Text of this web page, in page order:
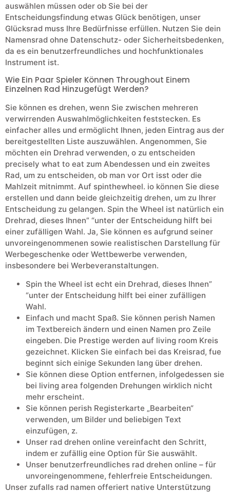
auswählen müssen oder ob Sie bei der
Entscheidungsfindung etwas Glück benötigen, unser
Glücksrad muss Ihre Bedürfnisse erfüllen. Nutzen Sie dein
Namensrad ohne Datenschutz- oder Sicherheitsbedenken,
da es ein benutzerfreundliches und hochfunktionales
Instrument ist.
Wie Ein Paar Spieler Können Throughout Einem
Einzelnen Rad Hinzugefügt Werden?
Sie können es drehen, wenn Sie zwischen mehreren
verwirrenden Auswahlmöglichkeiten feststecken. Es
einfacher alles und ermöglicht Ihnen, jeden Eintrag aus der
bereitgestellten Liste auszuwählen. Angenommen, Sie
möchten ein Drehrad verwenden, o zu entscheiden
precisely what to eat zum Abendessen und ein zweites
Rad, um zu entscheiden, ob man vor Ort isst oder die
Mahlzeit mitnimmt. Auf spinthewheel. io können Sie diese
erstellen und dann beide gleichzeitig drehen, um zu Ihrer
Entscheidung zu gelangen. Spin the Wheel ist natürlich ein
Drehrad, dieses Ihnen” “unter der Entscheidung hilft bei
einer zufälligen Wahl. Ja, Sie können es aufgrund seiner
unvoreingenommenen sowie realistischen Darstellung für
Werbegeschenke oder Wettbewerbe verwenden,
insbesondere bei Werbeveranstaltungen.
Spin the Wheel ist echt ein Drehrad, dieses Ihnen”
“unter der Entscheidung hilft bei einer zufälligen
Wahl.
Einfach und macht Spaß. Sie können perish Namen
im Textbereich ändern und einen Namen pro Zeile
eingeben. Die Prestige werden auf living room Kreis
gezeichnet. Klicken Sie einfach bei das Kreisrad, fue
beginnt sich einige Sekunden lang über drehen.
Sie können diese Option entfernen, infolgedessen sie
bei living area folgenden Drehungen wirklich nicht
mehr erscheint.
Sie können perish Registerkarte „Bearbeiten“
verwenden, um Bilder und beliebigen Text
einzufügen, z.
Unser rad drehen online vereinfacht den Schritt,
indem er zufällig eine Option für Sie auswählt.
Unser benutzerfreundliches rad drehen online – für
unvoreingenommene, fehlerfreie Entscheidungen.
Unser zufalls rad namen offeriert native Unterstützung